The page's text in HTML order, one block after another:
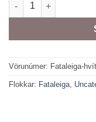
Vörunúmer: Fataleiga-
Flokkar: Fataleiga